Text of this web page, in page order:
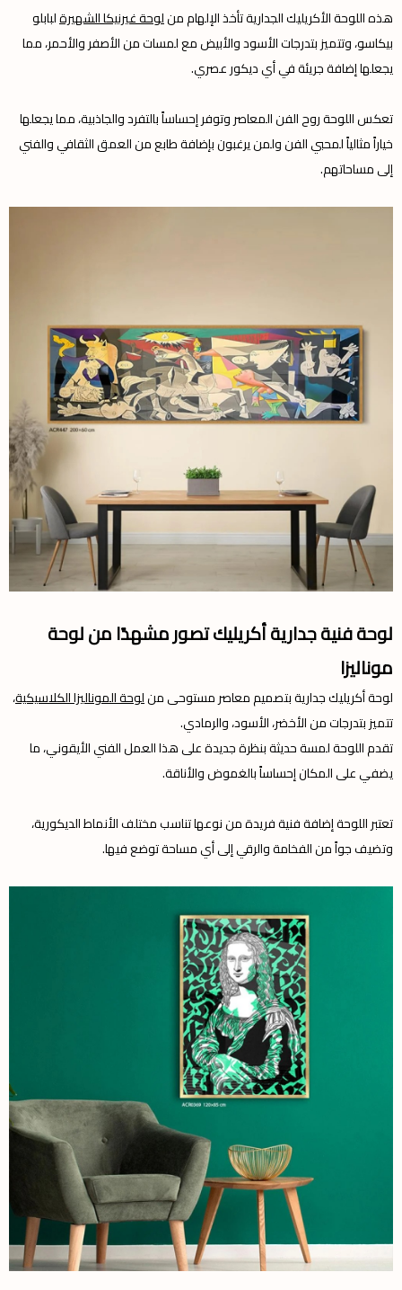
هذه اللوحة الأكريليك الجدارية تأخذ الإلهام منلوحة غيرنيكا الشهيرةلبابلو
بيكاسو، وتتميز بتدرجات الأسود والأبيض مع لمسات من الأصفر والأحمر، مما
يجعلها إضافة جريئة في أي ديكور عصري.
تعكس اللوحة روح الفن المعاصر وتوفر إحساساً بالتفرد والجاذبية، مما يجعلها
خياراً مثالياً لمحبي الفن ولمن يرغبون بإضافة طابع من العمق الثقافي والفني
إلى مساحاتهم.
لوحة فنية جدارية أكريليك تصور مشهدًا من لوحة
موناليزا
لوحة أكريليك جدارية بتصميم معاصر مستوحى منلوحة الموناليزا الكلاسيكية،
تتميز بتدرجات من الأخضر، الأسود، والرمادي.
تقدم اللوحة لمسة حديثة بنظرة جديدة على هذا العمل الفني الأيقوني، ما
يضفي على المكان إحساساً بالغموض والأناقة.
تعتبر اللوحة إضافة فنية فريدة من نوعها تناسب مختلف الأنماط الديكورية،
وتضيف جواً من الفخامة والرقي إلى أي مساحة توضع فيها.